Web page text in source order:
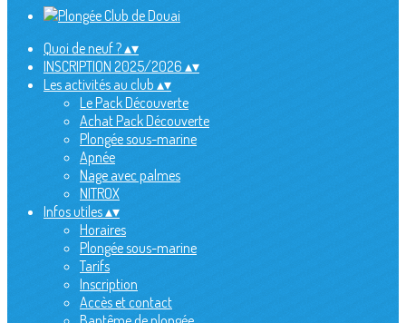
Quoi de neuf ?▴▾
INSCRIPTION 2025/2026 ▴▾
Les activités au club ▴▾
Le Pack Découverte
Achat Pack Découverte
Plongée sous-marine
Apnée
Nage avec palmes
NITROX
Infos utiles▴▾
Horaires
Plongée sous-marine
Tarifs
Inscription
Accès et contact